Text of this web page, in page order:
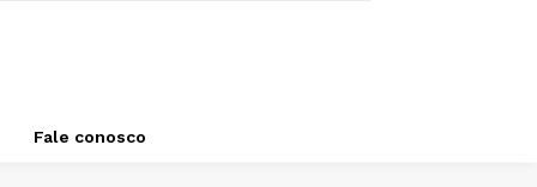
Fale conosco